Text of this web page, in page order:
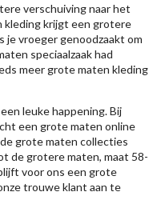
verschuiving naar het
kleding krijgt een grotere
je vroeger genoodzaakt om
speciaalzaak had
meer grote maten kleding
leuke happening. Bij
een grote maten online
grote maten collecties
de grotere maten, maat 58-
voor ons een grote
trouwe klant aan te